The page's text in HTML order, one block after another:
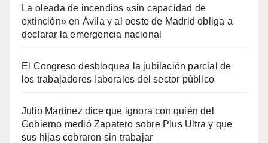
La oleada de incendios «sin capacidad de
extinción» en Ávila y al oeste de Madrid obliga a
declarar la emergencia nacional
El Congreso desbloquea la jubilación parcial de
los trabajadores laborales del sector público
Julio Martínez dice que ignora con quién del
Gobierno medió Zapatero sobre Plus Ultra y que
sus hijas cobraron sin trabajar